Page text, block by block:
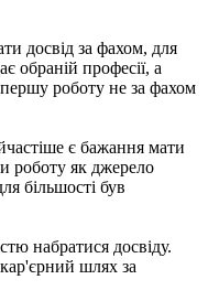
досвід за фахом, для
обраній професії, а
роботу не за фахом
є бажання мати
роботу як джерело
більшості був
набратися досвіду.
шлях за